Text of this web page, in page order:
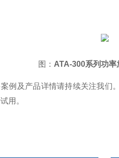
图： ATA-300系列功率
例及产品详情请持续关注我
用。